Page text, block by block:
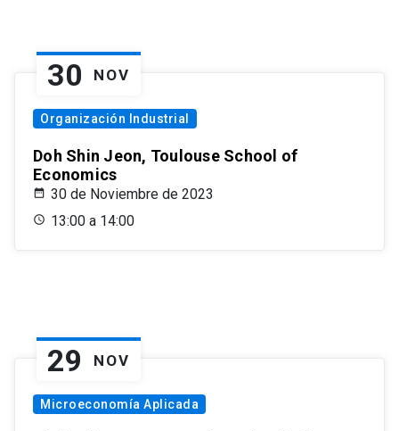
30 NOV
Organización Industrial
Doh Shin Jeon, Toulouse School of
Economics
30 de Noviembre de 2023
13:00 a 14:00
29 NOV
Microeconomía Aplicada